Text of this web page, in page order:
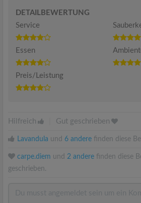
DETAILBEWERTUNG
Service
Essen
Preis/Leistung
Hilfreich Gut geschrieben
Lavandula und 6 andere finden diese
carpe.diem und 2 andere finden diese
geschrieben.